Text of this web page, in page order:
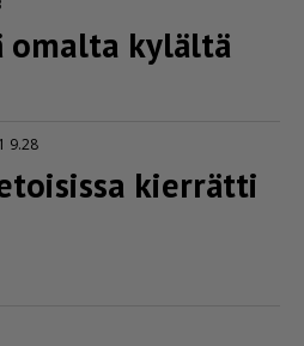
omalta kylältä
9.28
kierrätti